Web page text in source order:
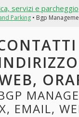
servizi e parcheggio
Parking• Bgp
EMAIL,